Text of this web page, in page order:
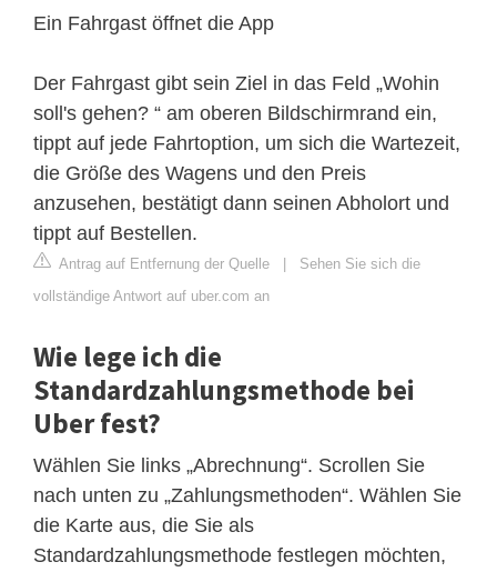
Ein Fahrgast öffnet die App
Der Fahrgast gibt sein Ziel in das Feld „Wohin
soll's gehen? “ am oberen Bildschirmrand ein,
tippt auf jede Fahrtoption, um sich die Wartezeit,
die Größe des Wagens und den Preis
anzusehen, bestätigt dann seinen Abholort und
tippt auf Bestellen.
Antrag auf Entfernung der Quelle | Sehen Sie sich die
vollständige Antwort auf uber.com an
Wie lege ich die
Standardzahlungsmethode bei
Uber fest?
Wählen Sie links „Abrechnung“. Scrollen Sie
nach unten zu „Zahlungsmethoden“. Wählen Sie
die Karte aus, die Sie als
Standardzahlungsmethode festlegen möchten,